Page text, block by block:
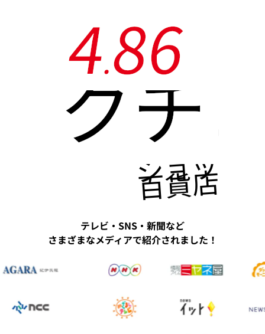
4.
86
クチ
ショッピ
百貨店に
テレビ・SNS・新聞など
さまざまなメディアで紹介されました！